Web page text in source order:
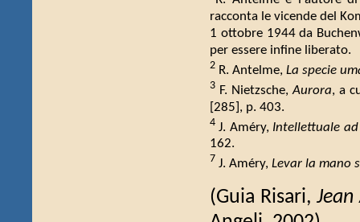
racconta le vicende del
1 ottobre 1944 da
per essere infine liberato.
2 R. Antelme, La specie
3 F. Nietzsche,Aurora, a
[285], p. 403.
4 J. Améry, Intellettuale
162.
7 J. Améry, Levar la mano
(Guia Risari,